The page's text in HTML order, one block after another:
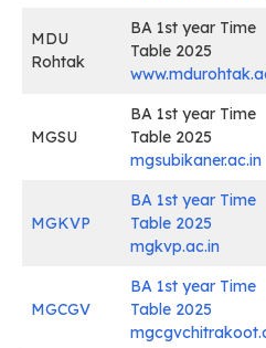
MDU
Rohtak
BA 1st year Time
Table 2025
MGSU
BA 1st year Time
Table 2025
mgsubikaner.ac.in
MGKVP
BA 1st year Time
Table 2025
mgkvp.ac.in
MGCGV
BA 1st year Time
Table 2025